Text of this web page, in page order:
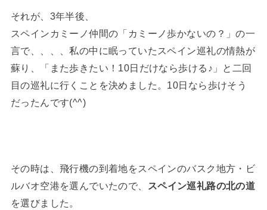
それが、3年半後、
スペインカミーノ仲間の「カミーノ歩かないの？」の一
言で、、、、私の中に眠っていたスペイン巡礼の情熱が
蘇り、「また歩きたい！10日だけなら歩ける♪」と二回
目の巡礼に行くことを決めました。10日なら歩けそう
だったんです(^^)
その時は、飛行機の到着地をスペインのバスク地方・ビ
ルバオ空港を選んでいたので、
スペイン巡礼路の北の道
を選びました。